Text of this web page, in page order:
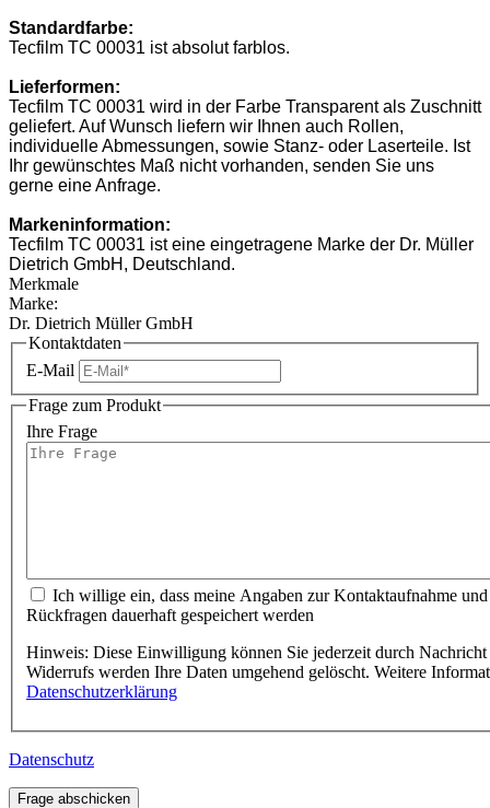
Standardfarbe:
Tecfilm TC 00031 ist absolut farblos.
Lieferformen:
Tecfilm TC 00031 wird in der Farbe Transparent als Zuschnitt
geliefert. Auf Wunsch liefern wir Ihnen auch Rollen,
individuelle Abmessungen, sowie Stanz- oder Laserteile. Ist
Ihr gewünschtes Maß nicht vorhanden, senden Sie uns
gerne eine Anfrage.
Markeninformation:
Tecfilm TC 00031 ist eine eingetragene Marke der Dr. Müller
Dietrich GmbH, Deutschland.
Merkmale
Marke:
Dr. Dietrich Müller GmbH
Kontaktdaten
E-Mail
Frage zum Produkt
Ihre Frage
Ich willige ein, dass meine Angaben zur Kontaktaufnahme
Rückfragen dauerhaft gespeichert werden
Hinweis: Diese Einwilligung können Sie jederzeit durch
Widerrufs werden Ihre Daten umgehend gelöscht. Weitere
Datenschutzerklärung
Datenschutz
Frage abschicken